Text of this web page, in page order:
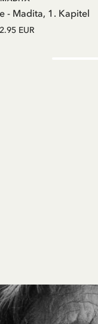
- Madita, 1. Kapitel
EUR